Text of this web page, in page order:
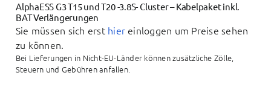
AlphaESS G3 T15 und T20 -3.8S- Cluster – Kabelpaket inkl.
BAT Verlängerungen
Sie müssen sich erst hier einloggen um Preise sehen
zu können.
Bei Lieferungen in Nicht-EU-Länder können zusätzliche Zölle,
Steuern und Gebühren anfallen.